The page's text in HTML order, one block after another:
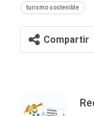
turismo sostenible
Compartir